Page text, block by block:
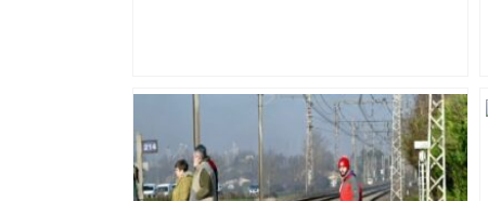
Mort mystérieuse près de Toulouse :
une émission de M6 revient sur l'affaire
Christian Abraham, retrouvé la gorge
tranchée et recouvert de feuilles il y a